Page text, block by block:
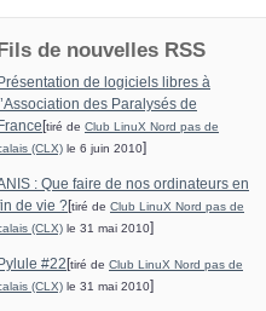
Fils de nouvelles RSS
Présentation de logiciels libres à
l’Association des Paralysés de
France [tiré de Club LinuX Nord pas de
(CLX) le 6 juin 2010]
: Que faire de nos ordinateurs en
de vie ?[tiré de Club LinuX Nord pas de
(CLX) le 31 mai 2010]
Pylule #22 [tiré de Club LinuX Nord pas de
(CLX) le 31 mai 2010]